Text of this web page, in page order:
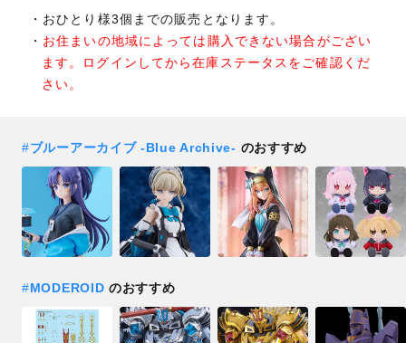
おひとり様3個までの販売となります。
お住まいの地域によっては購入できない場合がござい
ます。ログインしてから在庫ステータスをご確認くだ
さい。
#ブルーアーカイブ -Blue Archive- のおすすめ
#MODEROID のおすすめ